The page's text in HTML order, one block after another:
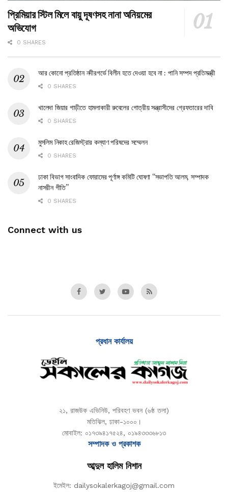
প্রিমিয়ার স্টিল মিলে বায়ু দূষণসহ নানা অনিয়মের
অভিযোগ
0 SHARES
আর কোনো প্রতিষ্ঠান নদীরগর্ভে বিলীন হতে দেওয়া হবে না : পানি সম্পদ প্রতিমন্ত্রী
0 SHARES
খালেদা জিয়ার গাড়ীতে হামলাকারী রুবেলের গোত্রীয় সন্ত্রাসীদের গ্রেফতারের দাবি
0 SHARES
মুসলিম নিকাহ রেজিস্ট্রার কল্যাণ পরিষদের সম্মেলন
0 SHARES
ঢাকা বিভাগ সাংবাদিক ফোরামের পূর্ণাঙ্গ কমিটি ঘোষণা “সভাপতি আলম, সম্পাদক
নাসরীন গীতি”
0 SHARES
Connect with us
প্রধান কার্যালয়
২১, রাজউক এভিনিউ, পরিবহণ ভবন (৬ষ্ঠ তলা)
মতিঝিল, ঢাকা-১০০০।
মোবাইল: ০১৭৩৯৪১৭৫২৪, ০১৯৪৩৩৩৬৮১৩
সম্পাদক ও প্রকাশক
আব্দুল হালিম নিশান
ইমেইল: dailysokalerkagoj@gmail.com